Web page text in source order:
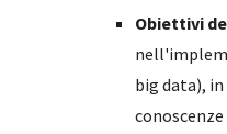
Obiettivi
big data),